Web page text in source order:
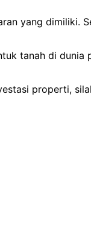
yang
tanah di
properti,